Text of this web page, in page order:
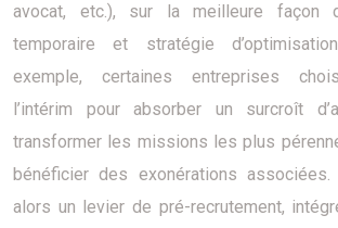
avocat, etc.), sur la meilleure façon
temporaire et stratégie
exemple, certaines entreprises
l’intérim pour absorber un surcroît
transformer les missions les plus
bénéficier des exonérations associées.
alors un levier de pré-recrutement,